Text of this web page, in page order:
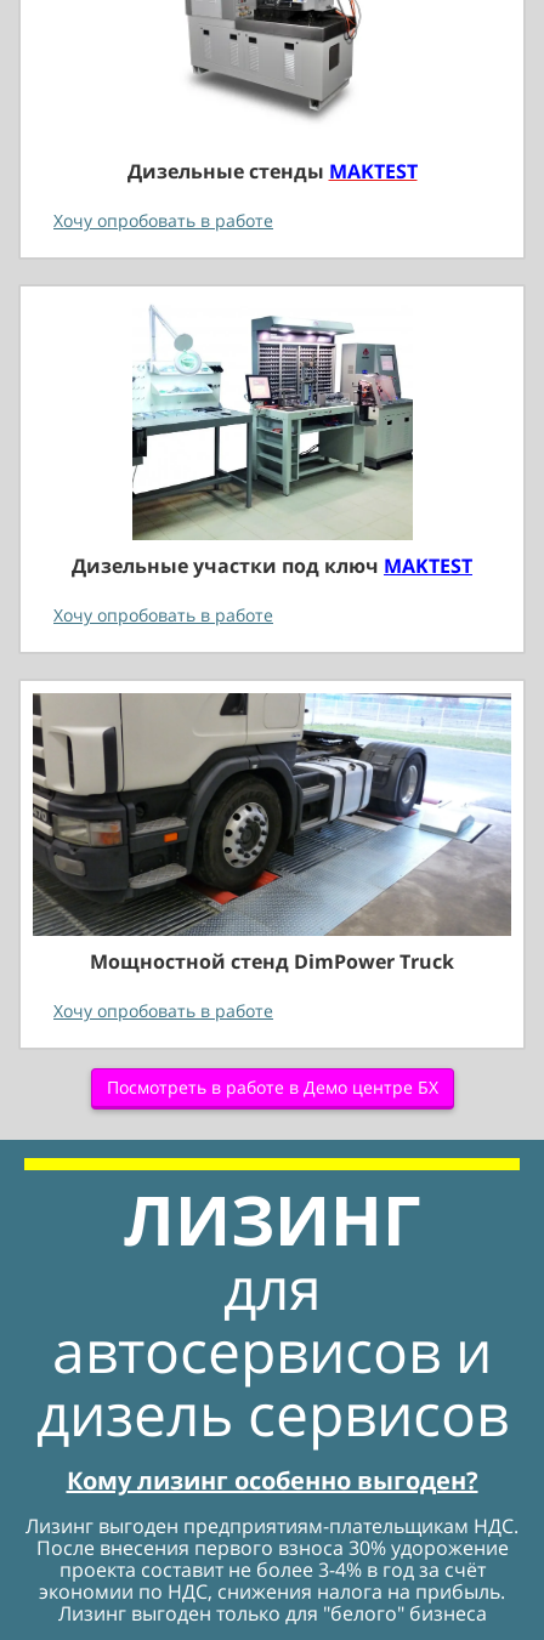
Дизельные стенды MAKTEST
Хочу опробовать в работе
Дизельные участки под ключ MAKTEST
Хочу опробовать в работе
Мощностной стенд DimPower Truck
Хочу опробовать в работе
Посмотреть в работе в Демо центре БХ
ЛИЗИНГ
для
автосервисов и
дизель сервисов
Кому лизинг особенно выгоден?
Лизинг выгоден предприятиям-плательщикам НДС.
После внесения первого взноса 30% удорожение
проекта составит не более 3-4% в год за счёт
экономии по НДС, снижения налога на прибыль.
Лизинг выгоден только для "белого" бизнеса